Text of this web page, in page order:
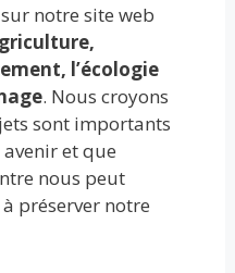
notre site web
l’écologie
. Nous croyons
sont importants
et que
nous peut
préserver notre